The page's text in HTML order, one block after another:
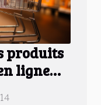
produits
ligne